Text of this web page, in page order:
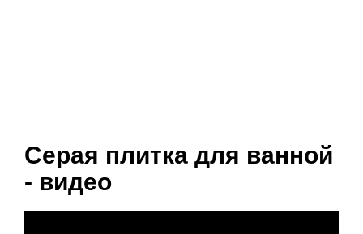
Серая плитка для ванной
- видео